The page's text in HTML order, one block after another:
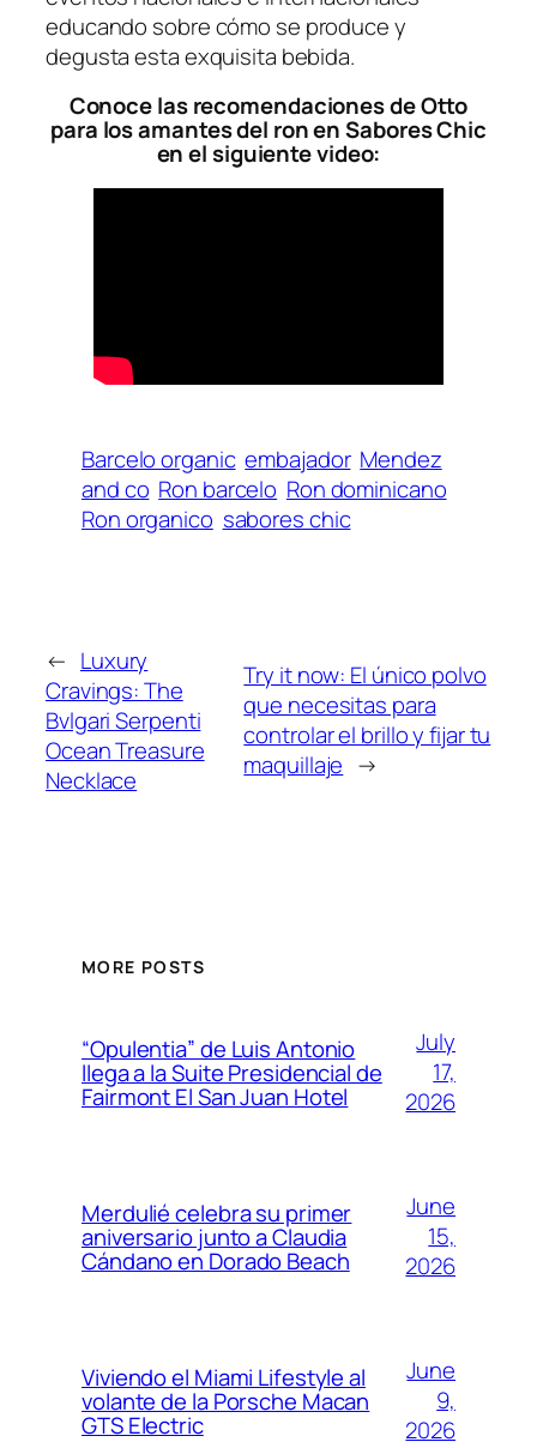
educando sobre cómo se produce y
degusta esta exquisita bebida.
Conoce las recomendaciones de Otto
para los amantes del ron en Sabores Chic
en el siguiente video:
Barcelo organic embajador Mendez
and co Ron barcelo Ron dominicano
Ron organico sabores chic
← Luxury
Cravings: The
Bvlgari Serpenti
Ocean Treasure
Necklace
Try it now: El único polvo
que necesitas para
controlar el brillo y fijar tu
maquillaje →
MORE POSTS
“Opulentia” de Luis Antonio
llega a la Suite Presidencial de
Fairmont El San Juan Hotel
July
17,
2026
Merdulié celebra su primer
aniversario junto a Claudia
Cándano en Dorado Beach
June
15,
2026
Viviendo el Miami Lifestyle al
volante de la Porsche Macan
GTS Electric
June
9,
2026